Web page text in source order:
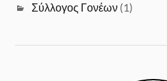
Σύλλογος Γονέων (1)